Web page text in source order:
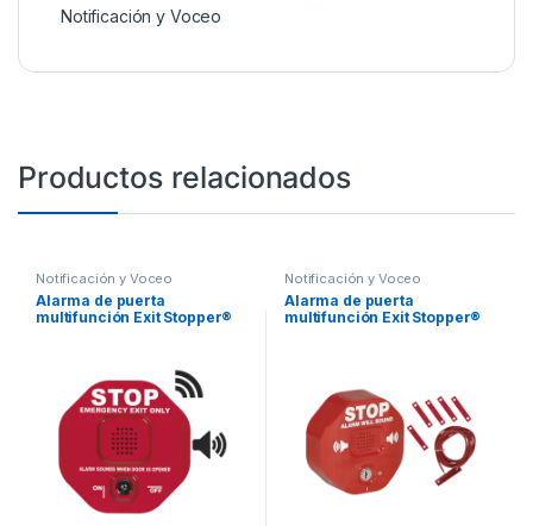
Notificación y Voceo
Productos relacionados
Notificación y Voceo
Alarma de puerta
multifunción Exit Stopper®
Notificación y Voceo
Alarma de puerta
multifunción Exit Stopper®